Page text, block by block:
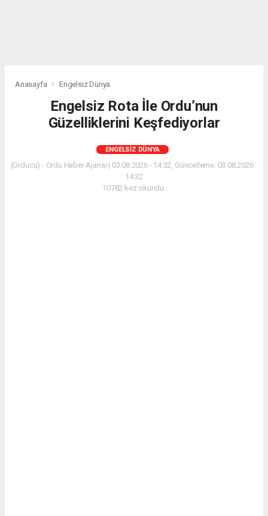
Anasayfa Engelsiz Dünya
Engelsiz Rota İle Ordu’nun
Güzelliklerini Keşfediyorlar
ENGELSIZ DÜNYA
(Orducu) - Ordu Haber Ajansı | 03.08.2026 - 14:32, Güncelleme: 03.08.2026 -
14:32
10782 kez okundu.